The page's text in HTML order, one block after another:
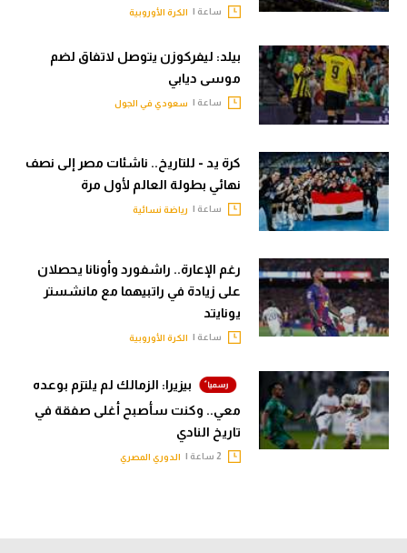
ساعة | الكرة الأوروبية
بيلد: ليفركوزن يتوصل لاتفاق لضم
موسى ديابي
ساعة | سعودي في الجول
كرة يد - للتاريخ.. ناشئات مصر إلى نصف
نهائي بطولة العالم لأول مرة
ساعة | رياضة نسائية
رغم الإعارة.. راشفورد وأونانا يحصلان
على زيادة في راتبيهما مع مانشستر
يونايتد
ساعة | الكرة الأوروبية
بيزيرا: الزمالك لم يلتزم بوعده
معي.. وكنت سأصبح أغلى صفقة في
تاريخ النادي
الدوري المصري